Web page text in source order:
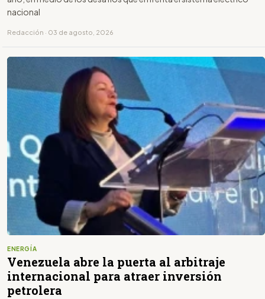
nacional
Redacción · 03 de agosto, 2026
ENERGÍA
Venezuela abre la puerta al arbitraje
internacional para atraer inversión
petrolera